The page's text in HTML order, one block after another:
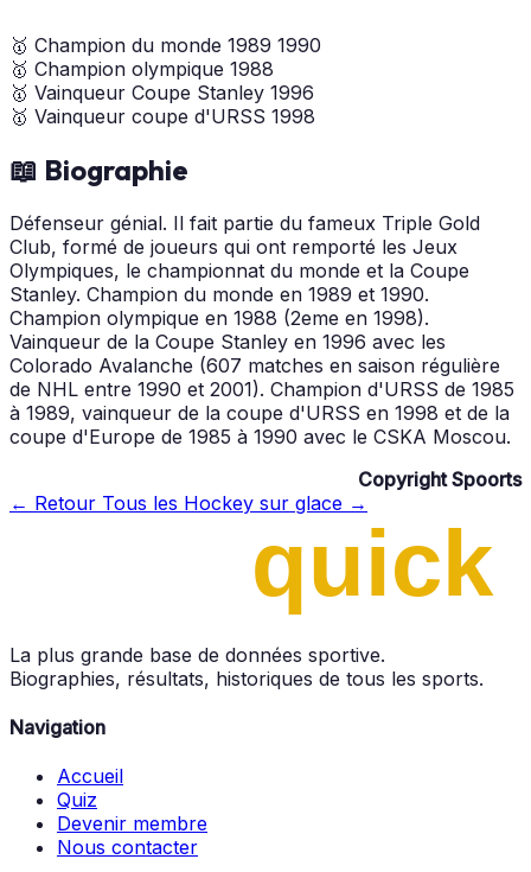
🥇 Champion du monde 1989 1990
🥇 Champion olympique 1988
🥇 Vainqueur Coupe Stanley 1996
🥇 Vainqueur coupe d'URSS 1998
📖 Biographie
Défenseur génial. Il fait partie du fameux Triple Gold
Club, formé de joueurs qui ont remporté les Jeux
Olympiques, le championnat du monde et la Coupe
Stanley. Champion du monde en 1989 et 1990.
Champion olympique en 1988 (2eme en 1998).
Vainqueur de la Coupe Stanley en 1996 avec les
Colorado Avalanche (607 matches en saison régulière
de NHL entre 1990 et 2001). Champion d'URSS de 1985
à 1989, vainqueur de la coupe d'URSS en 1998 et de la
coupe d'Europe de 1985 à 1990 avec le CSKA Moscou.
Copyright Spoorts
← Retour Tous les Hockey sur glace →
La plus grande base de données sportive.
Biographies, résultats, historiques de tous les sports.
Navigation
Accueil
Quiz
Devenir membre
Nous contacter